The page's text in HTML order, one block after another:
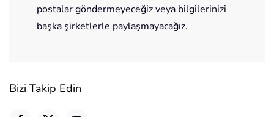
postalar göndermeyeceğiz veya bilgilerinizi
başka şirketlerle paylaşmayacağız.
Bizi Takip Edin